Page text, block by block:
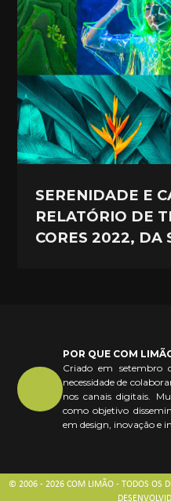
SERENIDADE E
RELATÓRIO DE
CORES 2022, DA
POR QUE COM
Criado em
necessidade de
nos canais digitais.
como objetivo
em design, inovação e
© 2006 - 2026 COM LIMÃO - TODOS OS